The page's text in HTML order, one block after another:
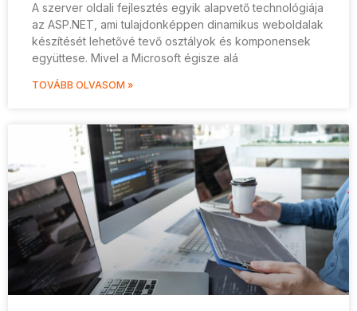
A szerver oldali fejlesztés egyik alapvető technológiája
az ASP.NET, ami tulajdonképpen dinamikus weboldalak
készítését lehetővé tevő osztályok és komponensek
együttese. Mivel a Microsoft égisze alá
TOVÁBB OLVASOM »